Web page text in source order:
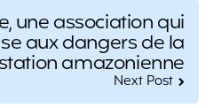
une association qui
aux dangers de la
amazonienne
Next Post